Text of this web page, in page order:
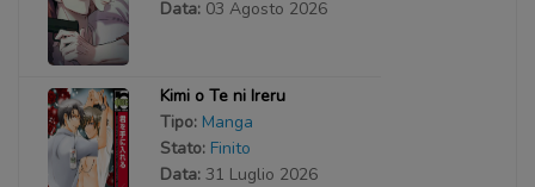
Data: 03 Agosto 2026
Kimi o Te ni Ireru
Tipo: Manga
Stato: Finito
Data: 31 Luglio 2026